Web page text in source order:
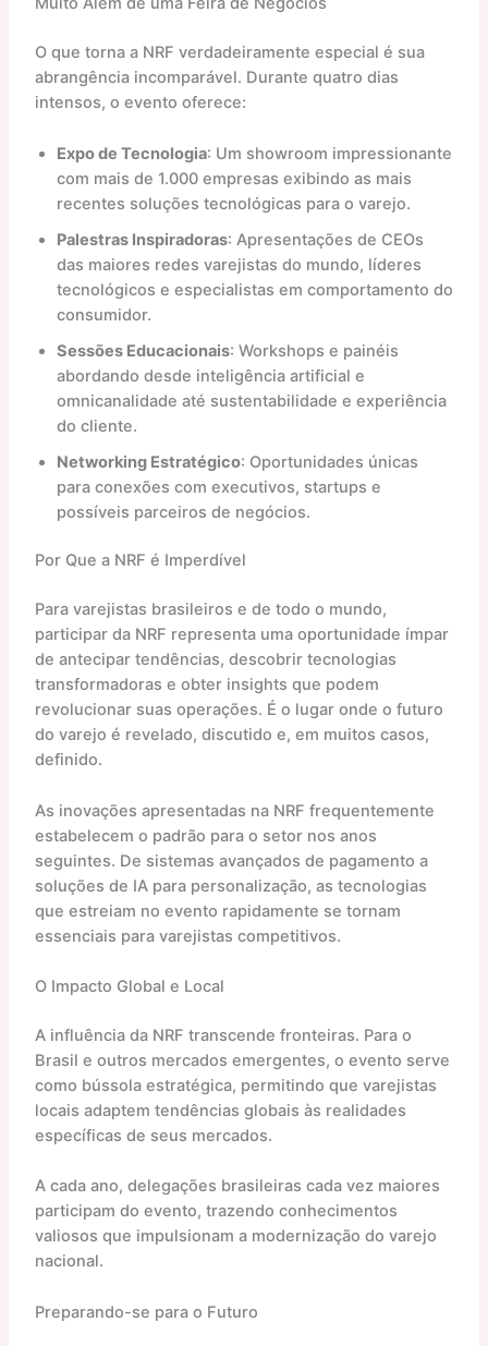
O que torna a NRF verdadeiramente especial é sua
abrangência incomparável. Durante quatro dias
intensos, o evento oferece:
Expo de Tecnologia: Um showroom impressionante
com mais de 1.000 empresas exibindo as mais
recentes soluções tecnológicas para o varejo.
Palestras Inspiradoras: Apresentações de CEOs
das maiores redes varejistas do mundo, líderes
tecnológicos e especialistas em comportamento do
consumidor.
Sessões Educacionais: Workshops e painéis
abordando desde inteligência artificial e
omnicanalidade até sustentabilidade e experiência
do cliente.
Networking Estratégico: Oportunidades únicas
para conexões com executivos, startups e
possíveis parceiros de negócios.
Por Que a NRF é Imperdível
Para varejistas brasileiros e de todo o mundo,
participar da NRF representa uma oportunidade ímpar
de antecipar tendências, descobrir tecnologias
transformadoras e obter insights que podem
revolucionar suas operações. É o lugar onde o futuro
do varejo é revelado, discutido e, em muitos casos,
definido.
As inovações apresentadas na NRF frequentemente
estabelecem o padrão para o setor nos anos
seguintes. De sistemas avançados de pagamento a
soluções de IA para personalização, as tecnologias
que estreiam no evento rapidamente se tornam
essenciais para varejistas competitivos.
O Impacto Global e Local
A influência da NRF transcende fronteiras. Para o
Brasil e outros mercados emergentes, o evento serve
como bússola estratégica, permitindo que varejistas
locais adaptem tendências globais às realidades
específicas de seus mercados.
A cada ano, delegações brasileiras cada vez maiores
participam do evento, trazendo conhecimentos
valiosos que impulsionam a modernização do varejo
nacional.
Preparando-se para o Futuro